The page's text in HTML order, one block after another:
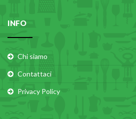
INFO
Chi siamo
Contattaci
Privacy Policy